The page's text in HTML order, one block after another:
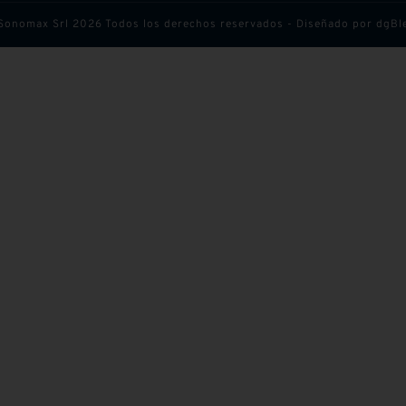
Srl 2026 Todos los derechos reservados - Diseñado por